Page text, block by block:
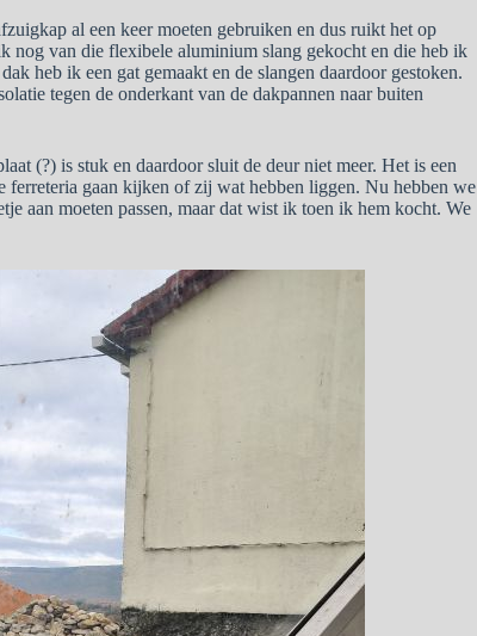
al een keer moeten gebruiken en dus ruikt het op
nog van die flexibele aluminium slang gekocht en die heb ik
heb ik een gat gemaakt en de slangen daardoor gestoken.
tegen de onderkant van de dakpannen naar buiten
(?) is stuk en daardoor sluit de deur niet meer. Het is een
gaan kijken of zij wat hebben liggen. Nu hebben we
aan moeten passen, maar dat wist ik toen ik hem kocht. We